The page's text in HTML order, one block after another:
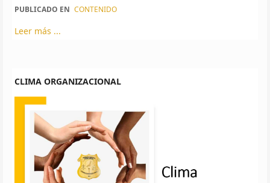
PUBLICADO EN CONTENIDO
Leer más ...
CLIMA ORGANIZACIONAL